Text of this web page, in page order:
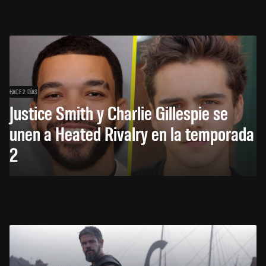
HACE 2 DÍAS
Justice Smith y Charlie Gillespie se
unen a Heated Rivalry en la temporada
2